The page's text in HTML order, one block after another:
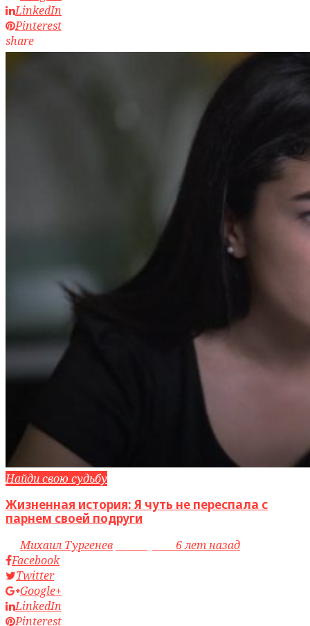
LinkedIn
Pinterest
share
Найди свою судьбу
Жизненная история: Я чуть не переспала с
парнем своей подруги
byМихаил Тургенев
6 лет назад
Facebook
Twitter
Google+
LinkedIn
Pinterest